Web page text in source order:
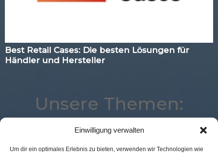
Einwilligung verwalten
Um dir ein optimales Erlebnis zu bieten, verwenden wir Technologien wie
Best Retail Cases: Die besten Lösungen für
Händler und Hersteller
Unsere Themen:
POS Connect Analytics Studie eCommerce